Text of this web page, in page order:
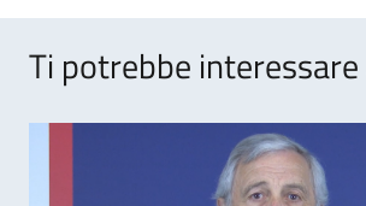
Ti potrebbe interessare